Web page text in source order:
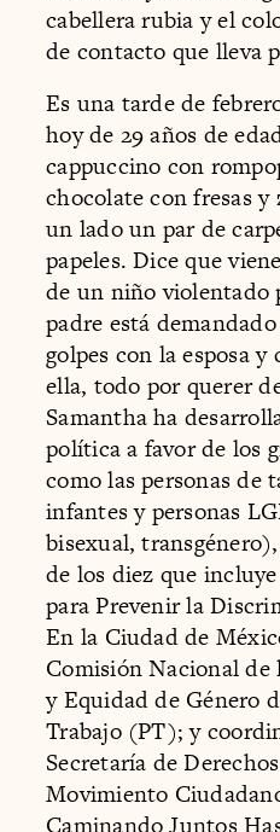
cabellera rubia y el
de contacto que lleva
Es una tarde de
hoy de 29 años de
cappuccino con
chocolate con fresas y
un lado un par de
papeles. Dice que
de un niño violentado
padre está
golpes con la esposa
ella, todo por querer
Samantha ha
política a favor de los
como las personas de
infantes y personas
bisexual,
de los diez que
para Prevenir la
En la Ciudad de
Comisión Nacional de
y Equidad de Género
Trabajo (PT); y
Secretaría de
Movimiento